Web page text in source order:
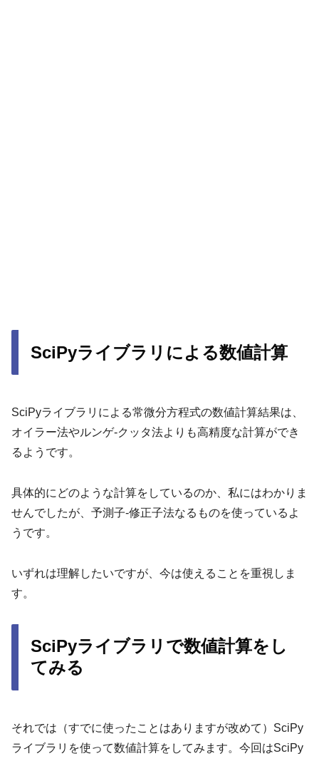
SciPyライブラリによる数値計算
SciPyライブラリによる常微分方程式の数値計算結果は、
オイラー法やルンゲ-クッタ法よりも高精度な計算ができ
るようです。
具体的にどのような計算をしているのか、私にはわかりま
せんでしたが、予測子-修正子法なるものを使っているよ
うです。
いずれは理解したいですが、今は使えることを重視しま
す。
SciPyライブラリで数値計算をし
てみる
それでは（すでに使ったことはありますが改めて）SciPy
ライブラリを使って数値計算をしてみます。今回はSciPy